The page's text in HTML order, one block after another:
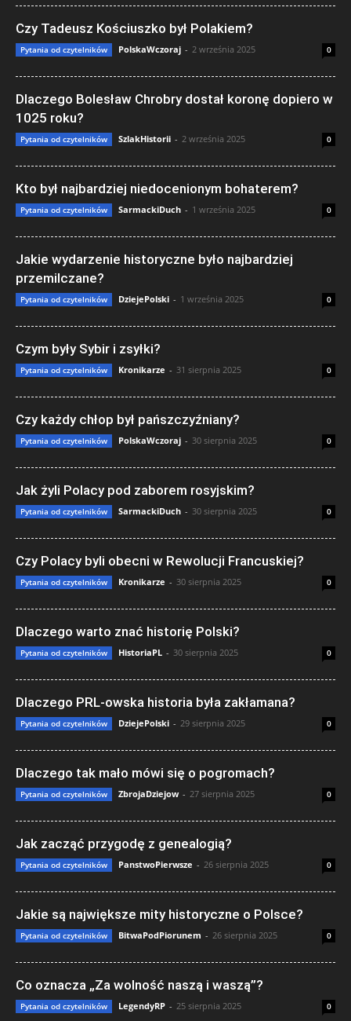
Czy Tadeusz Kościuszko był Polakiem?
Pytania od czytelników PolskaWczoraj - 2 września 2025 0
Dlaczego Bolesław Chrobry dostał koronę dopiero w
1025 roku?
Pytania od czytelników SzlakHistorii - 2 września 2025 0
Kto był najbardziej niedocenionym bohaterem?
Pytania od czytelników SarmackiDuch - 1 września 2025 0
Jakie wydarzenie historyczne było najbardziej
przemilczane?
Pytania od czytelników DziejePolski - 1 września 2025 0
Czym były Sybir i zsyłki?
Pytania od czytelników Kronikarze - 31 sierpnia 2025 0
Czy każdy chłop był pańszczyźniany?
Pytania od czytelników PolskaWczoraj - 30 sierpnia 2025 0
Jak żyli Polacy pod zaborem rosyjskim?
Pytania od czytelników SarmackiDuch - 30 sierpnia 2025 0
Czy Polacy byli obecni w Rewolucji Francuskiej?
Pytania od czytelników Kronikarze - 30 sierpnia 2025 0
Dlaczego warto znać historię Polski?
Pytania od czytelników HistoriaPL - 30 sierpnia 2025 0
Dlaczego PRL-owska historia była zakłamana?
Pytania od czytelników DziejePolski - 29 sierpnia 2025 0
Dlaczego tak mało mówi się o pogromach?
Pytania od czytelników ZbrojaDziejow - 27 sierpnia 2025 0
Jak zacząć przygodę z genealogią?
Pytania od czytelników PanstwoPierwsze - 26 sierpnia 2025 0
Jakie są największe mity historyczne o Polsce?
Pytania od czytelników BitwaPodPiorunem - 26 sierpnia 2025 0
Co oznacza „Za wolność naszą i waszą”?
Pytania od czytelników LegendyRP - 25 sierpnia 2025 0